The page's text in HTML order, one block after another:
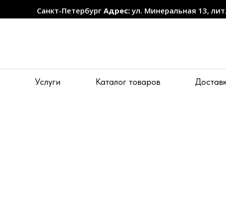
Санкт-Петербург Адрес:ул. Минеральная 13,
Услуги Каталог товаров